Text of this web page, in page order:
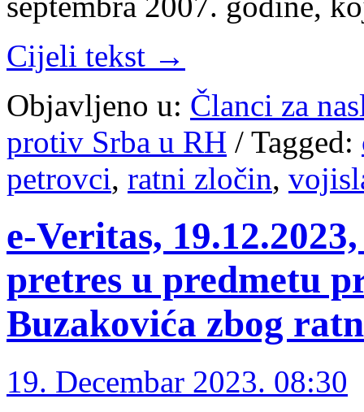
Cijeli tekst →
Objavljeno u: Članci za
protiv Srba u RH / Tagged:
petrovci, ratni zločin,
e-Veritas,
pretres u predmetu
Buzakovića zbog
19. Decembar 2023. 08:30